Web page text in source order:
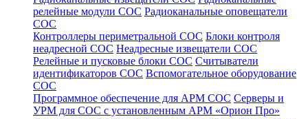
релейные модули СОС Радиоканальные оповещатели
СОС
Контроллеры периметральной СОС Блоки контроля
неадресной СОС Неадресные извещатели СОС
Релейные и пусковые блоки СОС Считыватели
идентификаторов СОС Вспомогательное оборудование
СОС
Программное обеспечение для АРМ СОС Серверы и
УРМ для СОС с установленным АРМ «Орион Про»